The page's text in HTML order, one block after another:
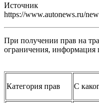
Источник
https://www.autonews.ru/
При получении прав на
ограничения, информация
Категория прав С